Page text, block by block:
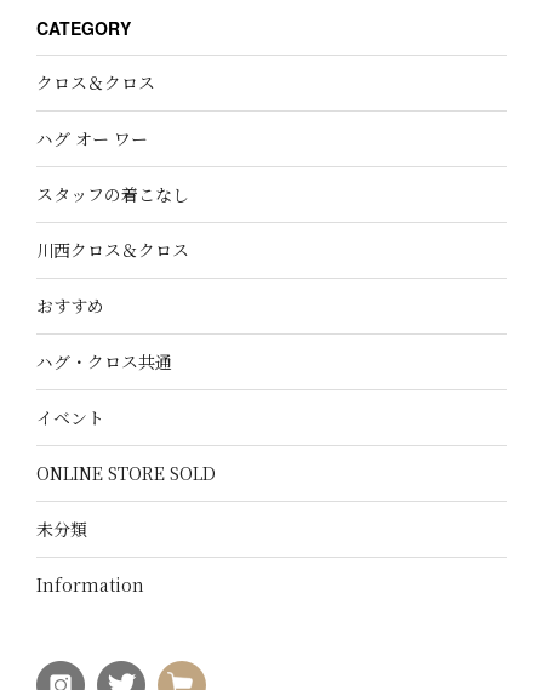
CATEGORY
クロス＆クロス
ハグ オー ワー
スタッフの着こなし
川西クロス＆クロス
おすすめ
ハグ・クロス共通
イベント
ONLINE STORE SOLD
未分類
Information